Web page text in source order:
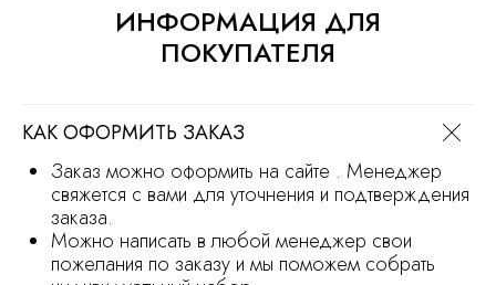
ИНФОРМАЦИЯ ДЛЯ
ПОКУПАТЕЛЯ
КАК ОФОРМИТЬ ЗАКАЗ
Заказ можно оформить на сайте . Менеджер
свяжется с вами для уточнения и подтверждения
заказа.
Можно написать в любой менеджер свои
пожелания по заказу и мы поможем собрать
ОСТАВИТЬ ЗАЯВКУ
Политика обработки персональных
данных
Сайт носит информационный характер
и не является офертой
МЫ В СОЦ.СЕТЯХ